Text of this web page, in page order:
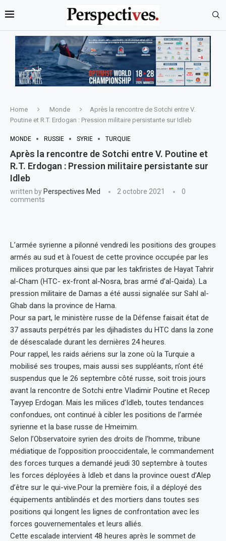
Home Monde
Après la rencontre de Sotchi entre V.
Poutine et R.T. Erdogan : Pression militaire persistante sur Idleb
MONDE RUSSIE SYRIE TURQUIE
Après la rencontre de Sotchi entre V. Poutine et
R.T. Erdogan : Pression militaire persistante sur
Idleb
written by Perspectives Med 2 octobre 2021
0
comments
L’armée syrienne a pilonné vendredi les positions des groupes
armés au sud et à l’ouest de cette province occupée par les
milices proturques ainsi que par les takfiristes de Hayat Tahrir
al-Cham (HTC- ex-front al-Nosra, bras armé d’al-Qaida). La
pression militaire de Damas a été aussi signalée sur Sahl al-
Ghab dans la province de Hama.
Pour sa part, le ministère russe de la Défense faisait état de
37 assauts perpétrés par les djihadistes du HTC dans la zone
de désescalade durant les dernières 24 heures.
Pour rappel, les raids aériens sur la zone où la Turquie a
mobilisé ses troupes, mais aussi ses suppléants, n’ont été
suspendus que le 26 septembre côté russe, soit trois jours
avant la rencontre de Sotchi entre Vladimir Poutine et Recep
Tayyep Erdogan. Mais les milices d’Idleb, toutes tendances
confondues, ont continué à cibler les positions de l’armée
syrienne et la base russe de Hmeimim.
Selon l’Observatoire syrien des droits de l’homme, tribune
médiatique de l’opposition prooccidentale, le commandement
des forces turques a demandé jeudi 30 septembre à toutes
les forces déployées à Idleb et dans la province ouest d’Alep
d’être sur le qui-vive.Pour la première fois, il a déployé des
équipements antiblindés et des mortiers dans toutes ses
positions qui longent les lignes de confrontation avec les
forces gouvernementales et leurs alliés.
Cette escalade intervient 48 heures après le sommet de